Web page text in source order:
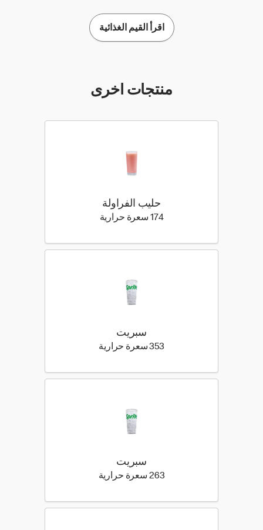
اقرأ القيم الغذائية
منتجات اخرى
حليب الفراولة
174 سعرة حرارية
سبريت
353 سعرة حرارية 353 كيلو سعرة حرارية
سبريت
263 سعرة حرارية